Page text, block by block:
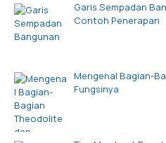
Garis Sempadan
Contoh Penerapan
Mengenal Bagian-
Fungsinya